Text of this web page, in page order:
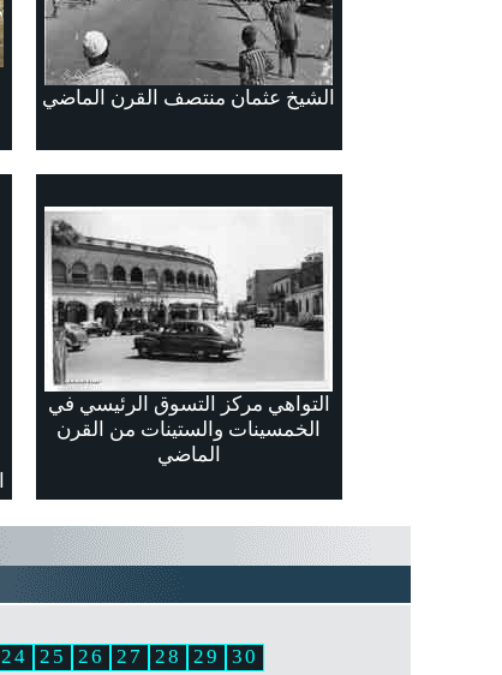
الشيخ عثمان منتصف القرن الماضي
التواهي مركز التسوق الرئيسي في
الخمسينات والستينات من القرن
الماضي
24 25 26 27 28 29 30